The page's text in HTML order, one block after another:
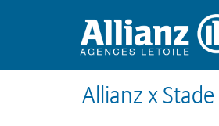
Allianz x